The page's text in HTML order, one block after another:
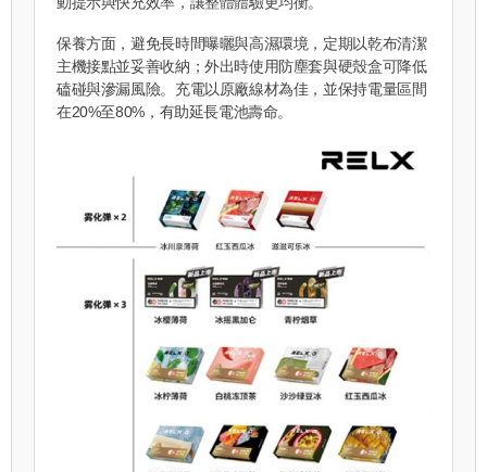
保養方面，避免長時間曝曬與高濕環境，定期以乾布清潔
主機接點並妥善收納；外出時使用防塵套與硬殼盒可降低
磕碰與滲漏風險。充電以原廠線材為佳，並保持電量區間
在20%至80%，有助延長電池壽命。